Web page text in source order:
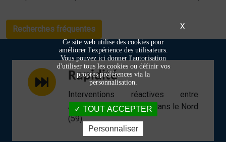
Recherches fréquentes
Rapidité
Interventions réactives entre
Armentières et Lomme, dans le Nord
(59).
X
Ce site web utilise des cookies pour
améliorer l'expérience des utilisateurs.
Vous pouvez ici donner l'autorisation
d'utiliser tous les cookies ou définir vos
propres préférences via la
personnalisation.
TOUT ACCEPTER
Personnaliser